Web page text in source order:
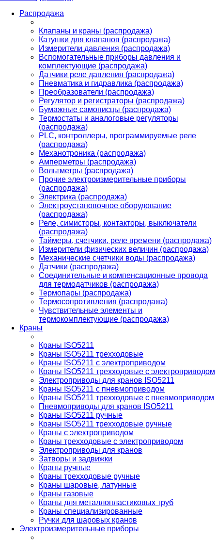
Распродажа
Клапаны и краны (распродажа)
Катушки для клапанов (распродажа)
Измерители давления (распродажа)
Вспомогательные приборы давления и
комплектующие (распродажа)
Датчики реле давления (распродажа)
Пневматика и гидравлика (распродажа)
Преобразователи (распродажа)
Регулятор и регистраторы (распродажа)
Бумажные самописцы (распродажа)
Термостаты и аналоговые регуляторы
(распродажа)
PLС, контроллеры, программируемые реле
(распродажа)
Механотроника (распродажа)
Амперметры (распродажа)
Вольтметры (распродажа)
Прочие электроизмерительные приборы
(распродажа)
Электрика (распродажа)
Электроустановочное оборудование
(распродажа)
Реле, симисторы, контакторы, выключатели
(распродажа)
Таймеры, счетчики, реле времени (распродажа)
Измерители физических величин (распродажа)
Механические счетчики воды (распродажа)
Датчики (распродажа)
Соединительные и компенсационные провода
для термодатчиков (распродажа)
Термопары (распродажа)
Термосопротивления (распродажа)
Чувствительные элементы и
термокомплектующие (распродажа)
Краны
Краны ISO5211
Краны ISO5211 трехходовые
Краны ISO5211 с электроприводом
Краны ISO5211 трехходовые с электроприводом
Электроприводы для кранов ISO5211
Краны ISO5211 с пневмоприводом
Краны ISO5211 трехходовые с пневмоприводом
Пневмоприводы для кранов ISO5211
Краны ISO5211 ручные
Краны ISO5211 трехходовые ручные
Краны с электроприводом
Краны трехходовые с электроприводом
Электроприводы для кранов
Затворы и задвижки
Краны ручные
Краны трехходовые ручные
Краны шаровые, латунные
Краны газовые
Краны для металлопластиковых труб
Краны специализированные
Ручки для шаровых кранов
Электроизмерительные приборы